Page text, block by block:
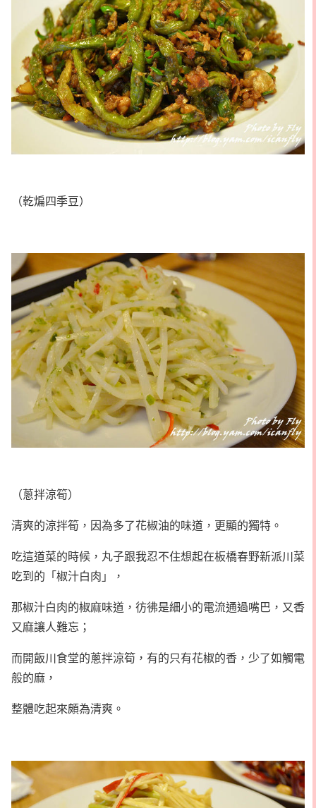
（乾煸四季豆）
（蔥拌涼筍）
清爽的涼拌筍，因為多了花椒油的味道，更顯的獨特。
吃這道菜的時候，丸子跟我忍不住想起在板橋春野新派川菜
吃到的「椒汁白肉」，
那椒汁白肉的椒麻味道，彷彿是細小的電流通過嘴巴，又香
又麻讓人難忘；
而開飯川食堂的蔥拌涼筍，有的只有花椒的香，少了如觸電
般的麻，
整體吃起來頗為清爽。